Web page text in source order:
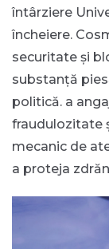
întârziere
încheiere.
securitate și
substanță
politică. a
fraudulozitate
mecanic de
a proteja